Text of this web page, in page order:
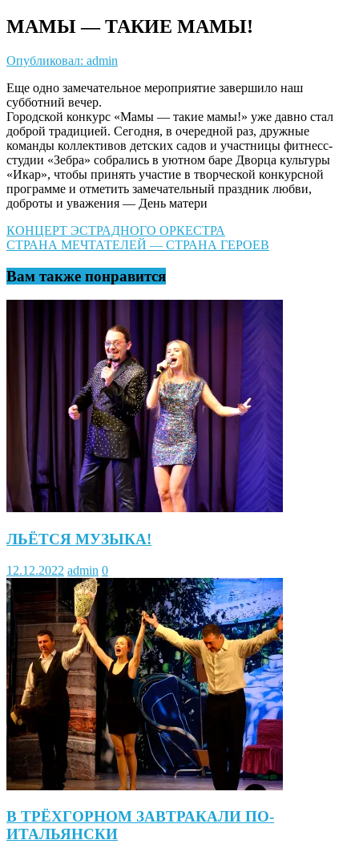
МАМЫ — ТАКИЕ МАМЫ!
Опубликовал: admin
Еще одно замечательное мероприятие завершило наш
субботний вечер.
Городской конкурс «Мамы — такие мамы!» уже давно стал
доброй традицией. Сегодня, в очередной раз, дружные
команды коллективов детских садов и участницы фитнесс-
студии «Зебра» собрались в уютном баре Дворца культуры
«Икар», чтобы принять участие в творческой конкурсной
программе и отметить замечательный праздник любви,
доброты и уважения — День матери
Навигация
по
записям
КОНЦЕРТ ЭСТРАДНОГО ОРКЕСТРА
СТРАНА МЕЧТАТЕЛЕЙ — СТРАНА ГЕРОЕВ
Вам также понравится
ЛЬЁТСЯ МУЗЫКА!
12.12.2022 admin 0
В ТРЁХГОРНОМ ЗАВТРАКАЛИ ПО-
ИТАЛЬЯНСКИ